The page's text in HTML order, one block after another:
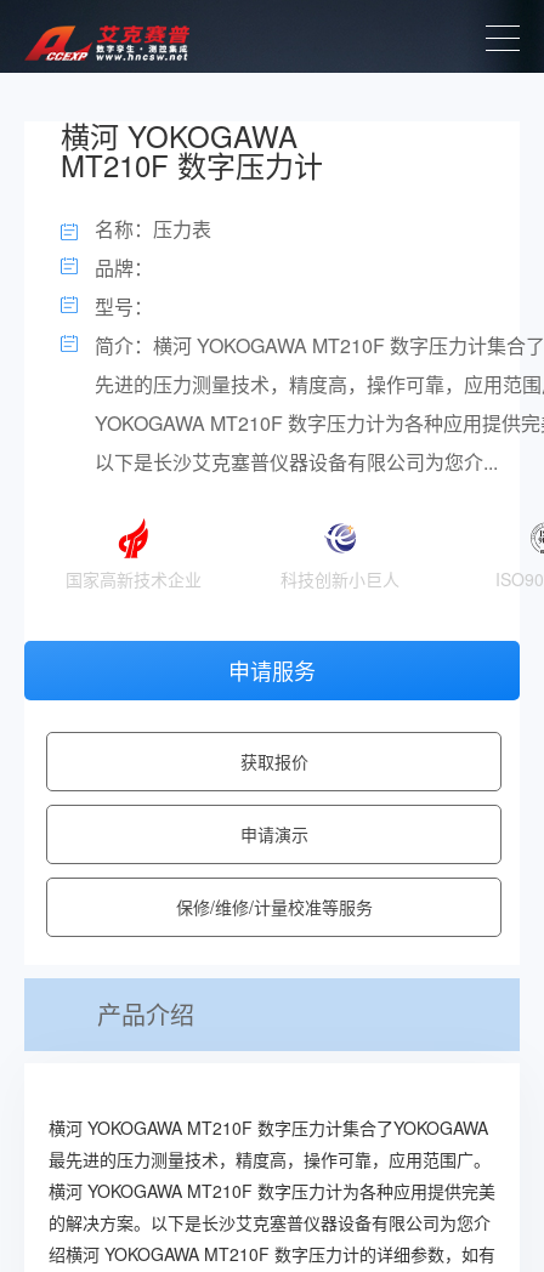
横河 YOKOGAWA
MT210F 数字压力计
名称：压力表
品牌：
型号：
简介：横河 YOKOGAWA MT210F 数字压力计集合
先进的压力测量技术，精度高，操作可靠，应用范
YOKOGAWA MT210F 数字压力计为各种应用提供
以下是长沙艾克塞普仪器设备有限公司为您介...
国家高新技术企业 科技创新小巨人
申请服务
获取报价
申请演示
保修/维修/计量校准等服务
产品介绍
横河 YOKOGAWA MT210F 数字压力计集合了YOKOGAWA
最先进的压力测量技术，精度高，操作可靠，应用范围广。
横河 YOKOGAWA MT210F 数字压力计为各种应用提供完美
的解决方案。以下是长沙艾克塞普仪器设备有限公司为您介
绍横河 YOKOGAWA MT210F 数字压力计的详细参数，如有